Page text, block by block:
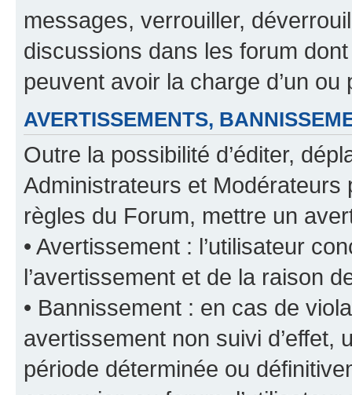
messages, verrouiller,
discussions dans les forum
peuvent avoir la charge d’un
AVERTISSEMENTS,
Outre la possibilité d’éditer,
Administrateurs et
règles du Forum, mettre un
• Avertissement : l’utilisateur
l’avertissement et de la raison
• Bannissement : en cas de
avertissement non suivi d’effet,
période déterminée ou